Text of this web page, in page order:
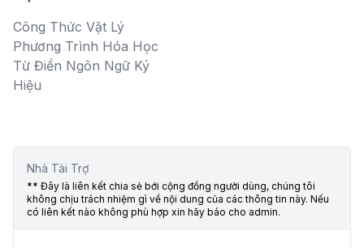
Công Thức Vật Lý
Phương Trình Hóa Học
Từ Điển Ngôn Ngữ Ký
Hiệu
Nhà Tài Trợ
** Đây là liên kết chia sẻ bới cộng đồng người dùng, chúng tôi
không chịu trách nhiệm gì về nội dung của các thông tin này. Nếu
có liên kết nào không phù hợp xin hãy báo cho admin.